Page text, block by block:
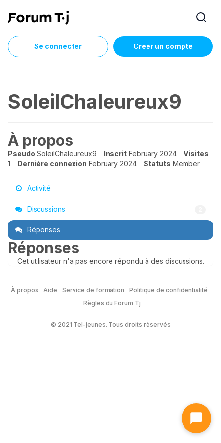
Se connecter Créer un compte
SoleilChaleureux9
À propos
Pseudo SoleilChaleureux9 Inscrit February 2024
Visites
1
Dernière connexion February 2024 Statuts Member
Activité
Discussions
Réponses
Réponses
Cet utilisateur n'a pas encore répondu à des discussions.
À propos Aide Service de formation
Politique de confidentialité
Règles du Forum Tj
© 2021 Tel-jeunes. Tous droits réservés